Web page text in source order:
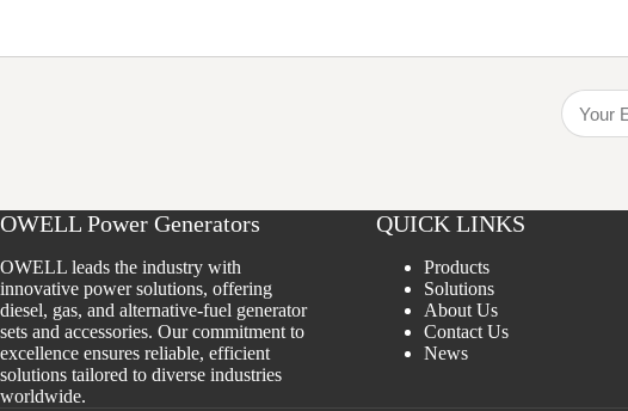
OWELL Power Generators
OWELL leads the industry with
innovative power solutions, offering
diesel, gas, and alternative-fuel generator
sets and accessories. Our commitment to
excellence ensures reliable, efficient
solutions tailored to diverse industries
worldwide.
QUICK LINKS
Products
Solutions
About Us
Contact Us
News